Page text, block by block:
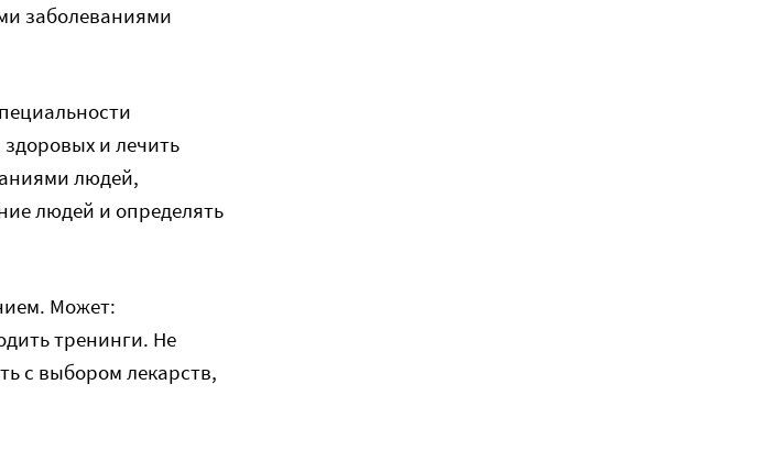
заболеваниями
и лечить
людей,
людей и определять
Может:
тренинги. Не
с выбором лекарств,